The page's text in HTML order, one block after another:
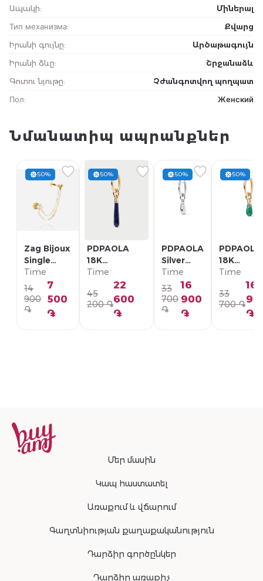
Ապակի:
Միներալ
Тип механизма:
Քվարց
Իրանի գույնը:
Արծաթագույն
Իրանի ձևը:
Շրջանաձև
Գոտու նյութը:
Չժանգոտվող պողպատ
Пол: Женский
Նմանատիպ ապրանքներ
50%
Zag Bijoux
Single
Earring/
SLA22993-
01WHT
Time
14
900
֏
7
500
֏
50%
PDPAOLA
18K
Позолоченная
Серебряная
Моно-серьга/
PG01-336-U
Time
45
200 ֏
22
600
֏
50%
PDPAOLA
Silver
Single
Earring/
PG02-
092-U
Time
33
700
֏
16
900
֏
50%
PDPAOLA
18K
Моно-
PG01-
Time
33
700 ֏
16
֏
Մեր մասին
Կապ հաստատել
Առաքում և վճարում
Գաղտնիության քաղաքականություն
Դարձիր գործընկեր
Դարձիր առաքիչ